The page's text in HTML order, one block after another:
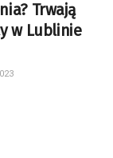
Trwają
w Lublinie